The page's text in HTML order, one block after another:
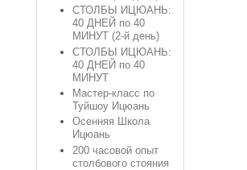
СТОЛБЫ ИЦЮАНЬ:
40 ДНЕЙ по 40
МИНУТ (2-й день)
СТОЛБЫ ИЦЮАНЬ:
40 ДНЕЙ по 40
МИНУТ
Мастер-класс по
Туйшоу Ицюань
Осенняя Школа
Ицюань
200 часовой опыт
столбового стояния